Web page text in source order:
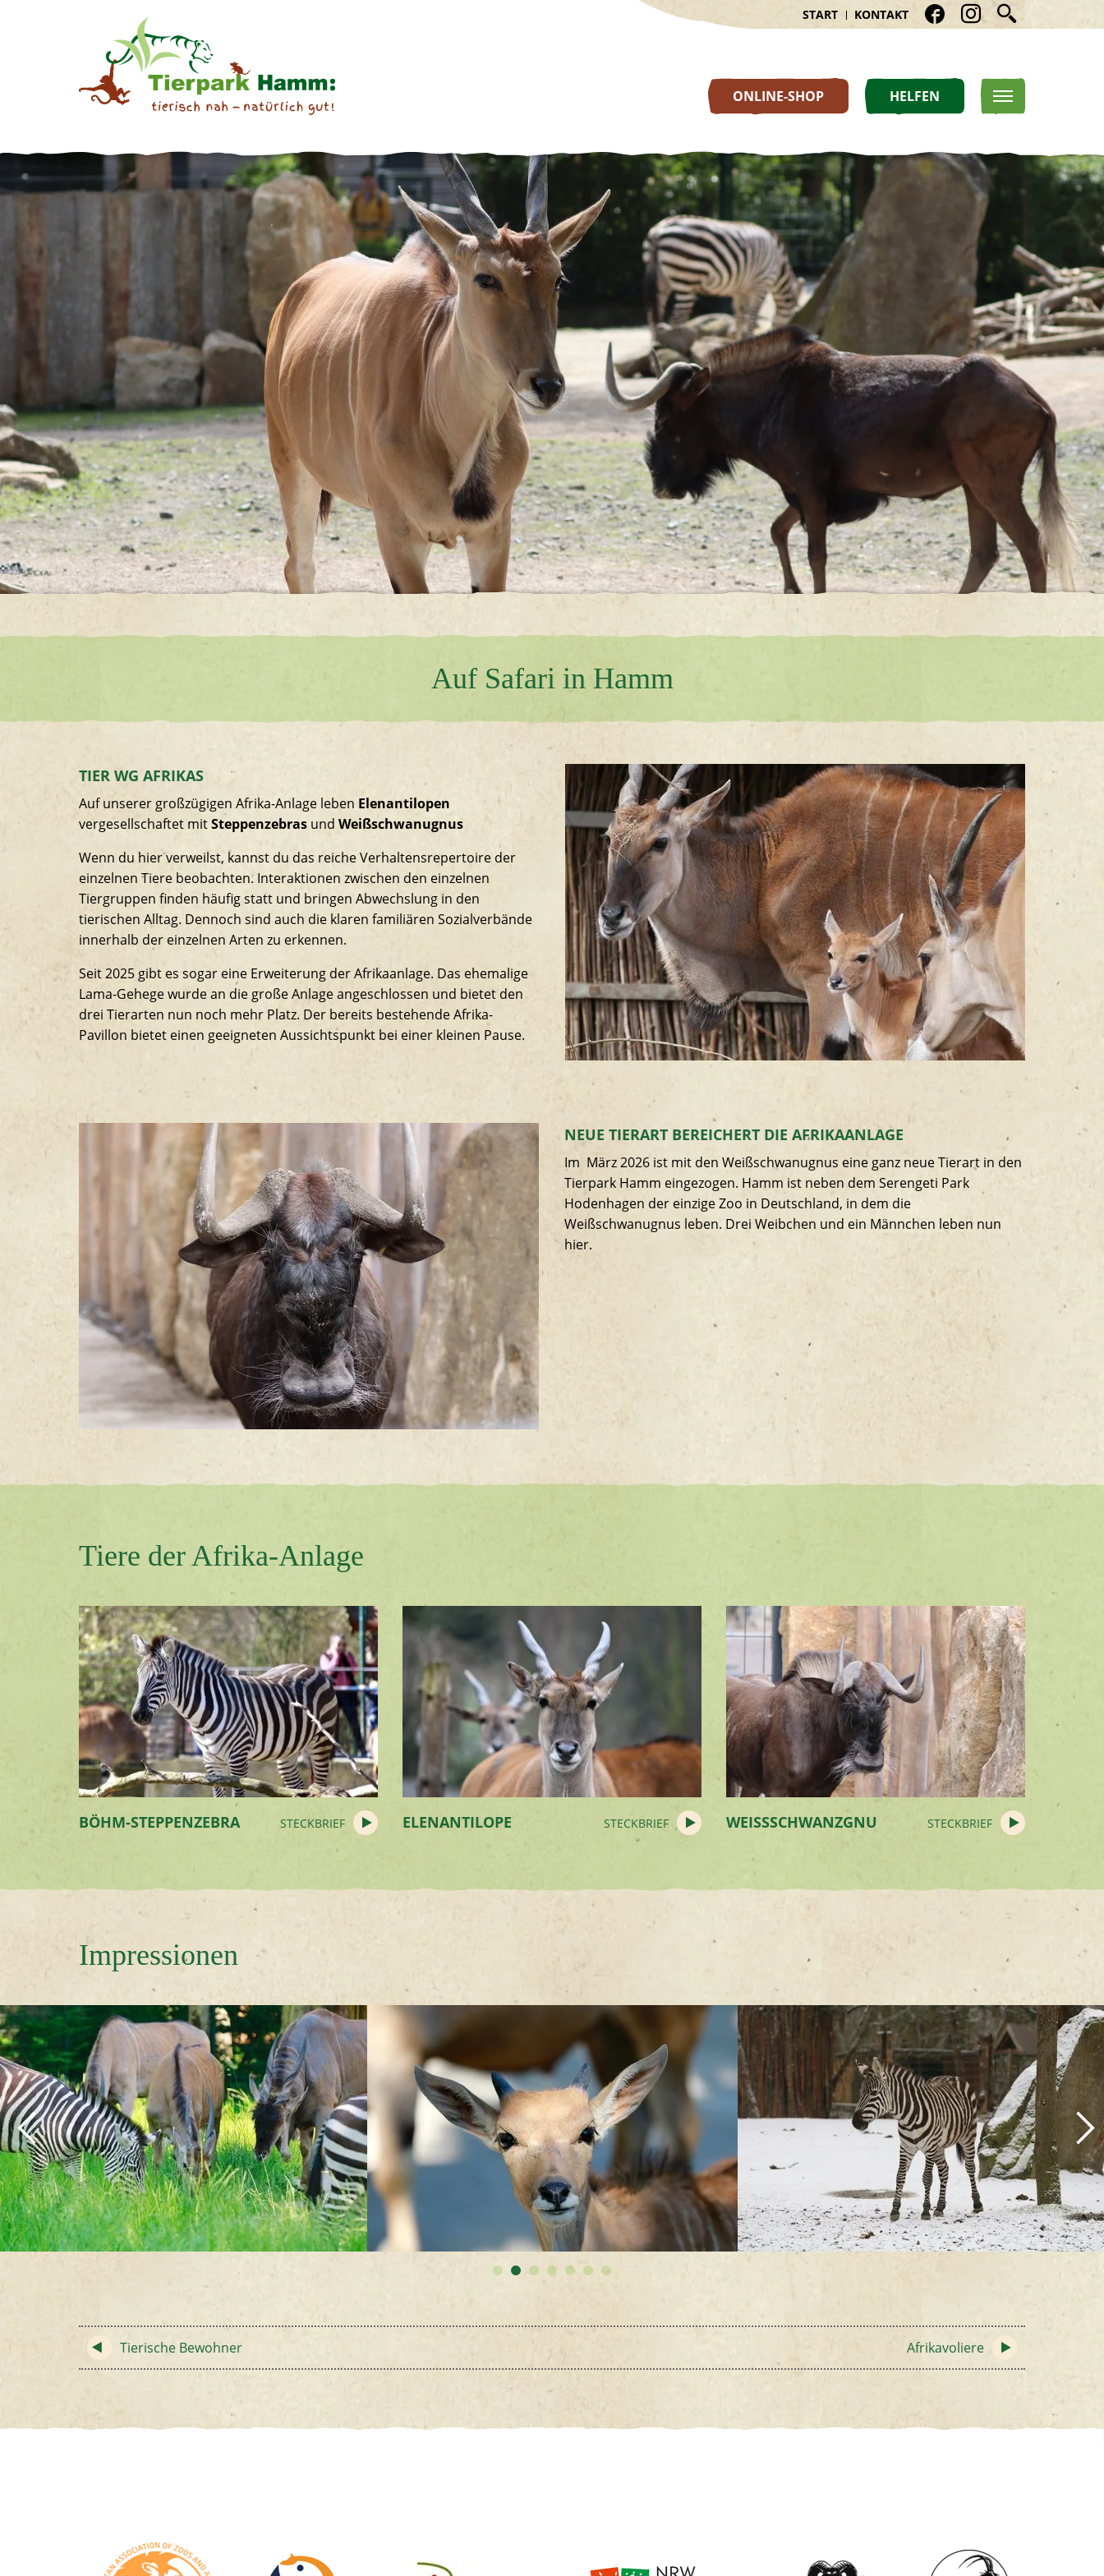
Hauptmenü
START KONTAKT
ONLINE-SHOP HELFEN
ONLINE-SHOP
Jahreskarten
Angebote der Zooschule
Veranstaltungen
TIERE &
ERLEBNISWELTEN
Tierische Bewohner
Afrikaanlage
Afrikavoliere
Erdmännchenanlage
Fabeltier-Erlebniswelt
Inselwelten
Kinderbauernhof &
Streichelgehege
Tigeranlage
Südamerikaanlage
BESUCH PLANEN
Öffnungszeiten
Anfahrt
Lageplan
Preisübersicht
Gastronomie
Service & FAQs
TIERPARK ERLEBEN
Angebote für Schulen &
Kitas
Schüler:innenakademie
Gruppenführungen
Kindergeburtstage
Nachtführungen
Tag an der Seite eines
Tierpflegers
Tierisches Meet & Greet
HELFEN
Artenschutzprojekte
Förderverein
Patenschaft
Spenden
Sponsorenbänke
ÜBER UNS
Aufgaben eines Zoos
Premium-Partner
Mitgliedschaften
Karriere
Downloads
Auf Safari in Hamm
TIER WG AFRIKAS
Auf unserer großzügigen Afrika-Anlage leben Elenantilopen
vergesellschaftet mitSteppenzebras und Weißschwanugnus
Wenn du hier verweilst, kannst du das reiche Verhaltensrepertoire der
einzelnen Tiere beobachten. Interaktionen zwischen den einzelnen
Tiergruppen finden häufig statt und bringen Abwechslung in den
tierischen Alltag. Dennoch sind auch die klaren familiären Sozialverbände
innerhalb der einzelnen Arten zu erkennen.
Seit 2025 gibt es sogar eine Erweiterung der Afrikaanlage. Das ehemalige
Lama-Gehege wurde an die große Anlage angeschlossen und bietet den
drei Tierarten nun noch mehr Platz. Der bereits bestehende Afrika-
Pavillon bietet einen geeigneten Aussichtspunkt bei einer kleinen Pause.
NEUE TIERART BEREICHERT DIE AFRIKAANLAGE
Im März 2026 ist mit den Weißschwanugnus eine ganz neue Tierart in den
Tierpark Hamm eingezogen. Hamm ist neben dem Serengeti Park
Hodenhagen der einzige Zoo in Deutschland, in dem die
Weißschwanugnus leben. Drei Weibchen und ein Männchen leben nun
hier.
Tiere der Afrika-Anlage
BÖHM-STEPPENZEBRA STECKBRIEF ELENANTILOPE STECKBRIEF WEISSSCHWANZGNU STECKBRIEF
Impressionen
Tierische Bewohner Afrikavoliere